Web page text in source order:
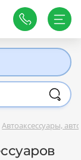
Автоаксессуары,